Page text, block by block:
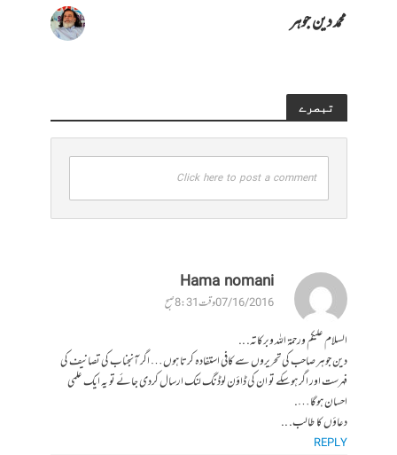
محمد دین جوہر
تبصرے
Click here to post a comment
Hama nomani
07/16/2016 وقت 8:31 صبح
السلام علیکم ورحمة الله وبركاته. ..
دین جوہر صاحب کی تحریروں سے کافی استفادہ کرتا ہوں… اگر آنجناب کی تصانیف کی
فہرست اور اگر ہوسکے تو ان کی ڈاؤن لوڈنگ لنک ارسال کردی جائے تو یہ ایک علمی
احسان ہوگا….
دعاؤں کا طالب. ..
REPLY